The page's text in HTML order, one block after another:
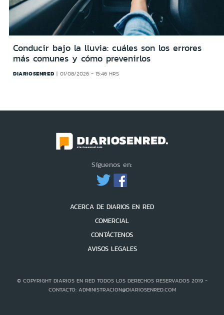
Conducir bajo la lluvia: cuáles son los errores
más comunes y cómo prevenirlos
DIARIOSENRED 01/08/2026 - 15:46 HRS
Síguenos en:
ACERCA DE DIARIOS EN RED
COMERCIAL
CONTÁCTENOS
AVISOS LEGALES
© COPYRIGHT DIARIOS EN RED TODOS LOS DERECHOS RESERVADOS 2019 -
CONTACTO: ADMINISTRACION@DIARIOSENRED.COM